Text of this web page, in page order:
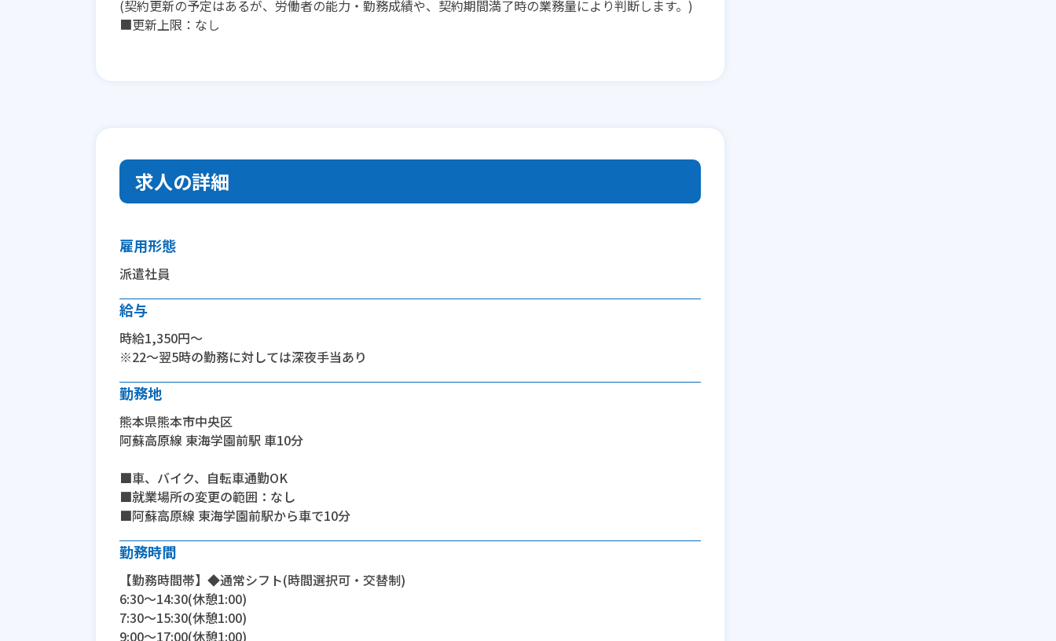
(契約更新の予定はあるが、労働者の能力・勤務成績や、契約期間満了時の業務量により判断します。)
■更新上限：なし
求人の詳細
雇用形態
派遣社員
給与
時給1,350円～
※22～翌5時の勤務に対しては深夜手当あり
勤務地
熊本県熊本市中央区
阿蘇高原線 東海学園前駅 車10分
■車、バイク、自転車通勤OK
■就業場所の変更の範囲：なし
■阿蘇高原線 東海学園前駅から車で10分
勤務時間
【勤務時間帯】◆通常シフト(時間選択可・交替制)
6:30〜14:30(休憩1:00)
7:30〜15:30(休憩1:00)
9:00〜17:00(休憩1:00)